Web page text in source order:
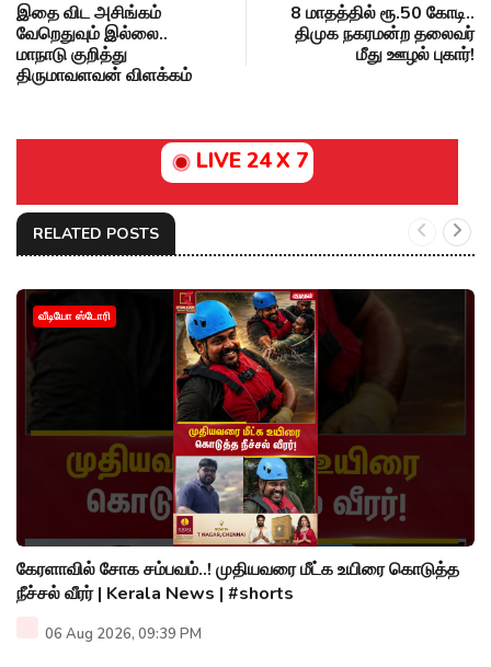
இதை விட அசிங்கம்
வேறெதுவும் இல்லை..
மாநாடு குறித்து
திருமாவளவன் விளக்கம்
8 மாதத்தில் ரூ.50 கோடி..
திமுக நகரமன்ற தலைவர்
மீது ஊழல் புகார்!
LIVE 24 X 7
RELATED POSTS
வீடியோ ஸ்டோரி
கேரளாவில் சோக சம்பவம்..! முதியவரை மீட்க உயிரை கொடுத்த
நீச்சல் வீரர் | Kerala News | #shorts
06 Aug 2026, 09:39 PM